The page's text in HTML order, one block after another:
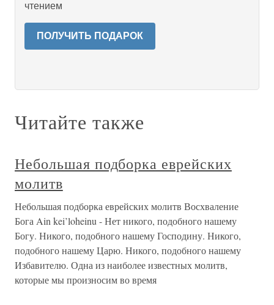
чтением
ПОЛУЧИТЬ ПОДАРОК
Читайте также
Небольшая подборка еврейских
молитв
Небольшая подборка еврейских молитв Восхваление
Бога Ain kei’loheinu - Нет никого, подобного нашему
Богу. Никого, подобного нашему Господину. Никого,
подобного нашему Царю. Никого, подобного нашему
Избавителю. Одна из наиболее известных молитв,
которые мы произносим во время